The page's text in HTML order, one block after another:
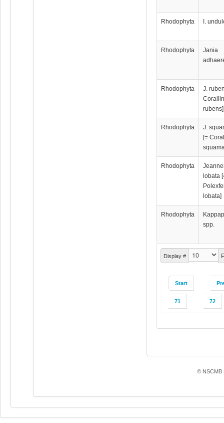
Display #
Start
71 72
Rhodophyta I.
Rhodophyta
Jania
Rhodophyta
J.
rubens]
Rhodophyta
J.
[=
Rhodophyta
lobata
lobata]
Rhodophyta
spp.
© NSCMB